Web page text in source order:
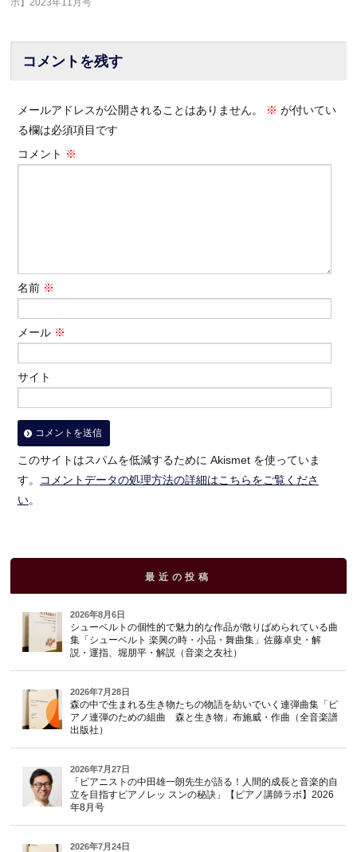
コメントを残す
メールアドレスが公開されることはありません。 ※ が付いてい
る欄は必須項目です
コメント ※
名前 ※
メール ※
サイト
このサイトはスパムを低減するために Akismet を使っていま
す。
コメントデータの処理方法の詳細はこちらをご覧くださ
い。
最近の投稿
2026年8月6日
シューベルトの個性的で魅力的な作品が散りばめられている曲
集「シューベルト 楽興の時・小品・舞曲集」佐藤卓史・解
説・運指、堀朋平・解説（音楽之友社）
2026年7月28日
森の中で生まれる生き物たちの物語を紡いでいく連弾曲集「ピ
アノ連弾のための組曲 森と生き物」布施威・作曲（全音楽譜
出版社）
2026年7月27日
「ピアニストの中田雄一朗先生が語る！人間的成長と音楽的自
立を目指すピアノレッ スンの秘訣」【ピアノ講師ラボ】2026
年8月号
2026年7月24日